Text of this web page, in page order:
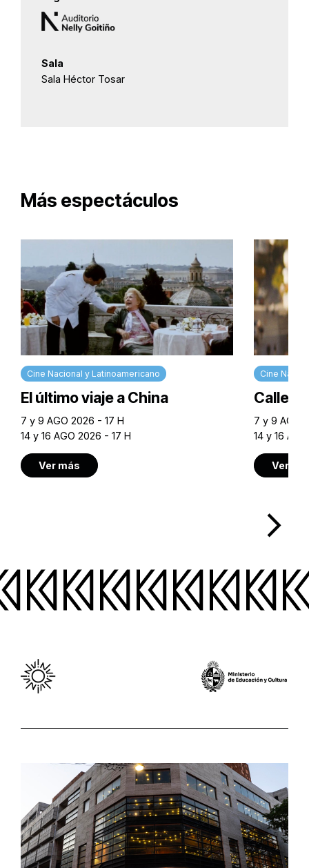
Sala
Sala Héctor Tosar
Más espectáculos
Cine Nacional y Latinoamericano
El último viaje a China
7 y 9 AGO 2026 - 17 H
14 y 16 AGO 2026 - 17 H
Ver más
Cine
Calle
7 y 9 AGO
14 y 16
Ver
arrow_forward_ios